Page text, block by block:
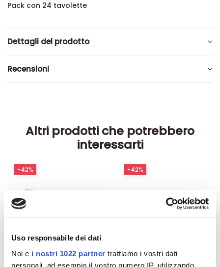
Uso responsabile dei dati
Noi e i nostri 1022 partner trattiamo i vostri dati
personali, ad esempio il vostro numero IP, utilizzando
Formato:
Dettagli del prodotto
Recensioni
Altri prodotti che potrebbero
interessarti